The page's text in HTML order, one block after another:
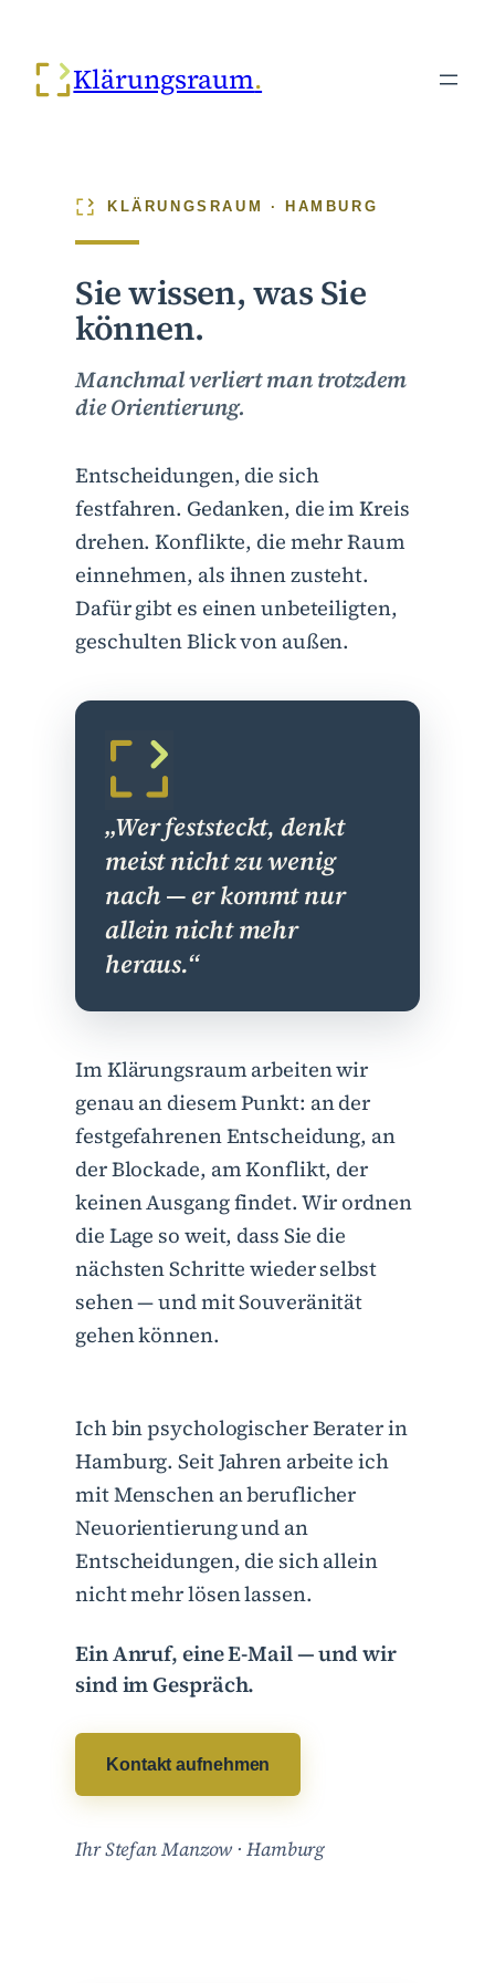
springenKlärungsraum
KLÄRUNGSRAUM · HAMBURG
Sie wissen, was Sie
können.
Manchmal verliert man trotzdem
die Orientierung.
Entscheidungen, die sich
festfahren. Gedanken, die im Kreis
drehen. Konflikte, die mehr Raum
einnehmen, als ihnen zusteht.
Dafür gibt es einen unbeteiligten,
geschulten Blick von außen.
„Wer feststeckt, denkt
meist nicht zu wenig
nach — er kommt nur
allein nicht mehr
heraus.“
Im Klärungsraum arbeiten wir
genau an diesem Punkt: an der
festgefahrenen Entscheidung, an
der Blockade, am Konflikt, der
keinen Ausgang findet. Wir ordnen
die Lage so weit, dass Sie die
nächsten Schritte wieder selbst
sehen — und mit Souveränität
gehen können.
Ich bin psychologischer Berater in
Hamburg. Seit Jahren arbeite ich
mit Menschen an beruflicher
Neuorientierung und an
Entscheidungen, die sich allein
nicht mehr lösen lassen.
Ein Anruf, eine E-Mail — und wir
sind im Gespräch.
Kontakt aufnehmen
Ihr Stefan Manzow · Hamburg